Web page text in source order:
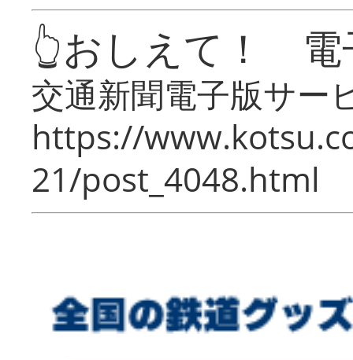
👆おしえて！ 電
交通新聞電子版サー
https://
21/post_4048.html